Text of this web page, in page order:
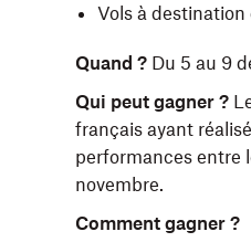
Vols à destination
Quand ? Du 5 au 9
Qui peut gagner ?
français ayant
performances entre
novembre.
Comment gagner ?